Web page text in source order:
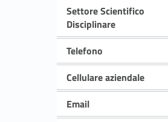
Settore Scientifico
Disciplinare
Telefono
Cellulare aziendale
Email